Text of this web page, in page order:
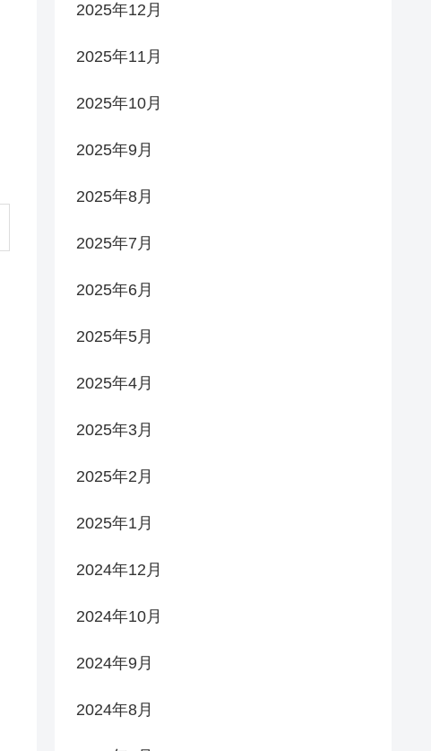
2025年12月
2025年11月
2025年10月
2025年9月
2025年8月
2025年7月
2025年6月
2025年5月
2025年4月
2025年3月
2025年2月
2025年1月
2024年12月
2024年10月
2024年9月
2024年8月